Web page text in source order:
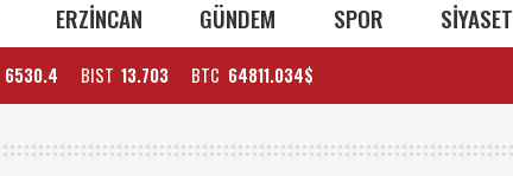
ERZİNCAN GÜNDEM SPOR SİYASET
6530.4 BIST 13.703 BTC 64811.034$